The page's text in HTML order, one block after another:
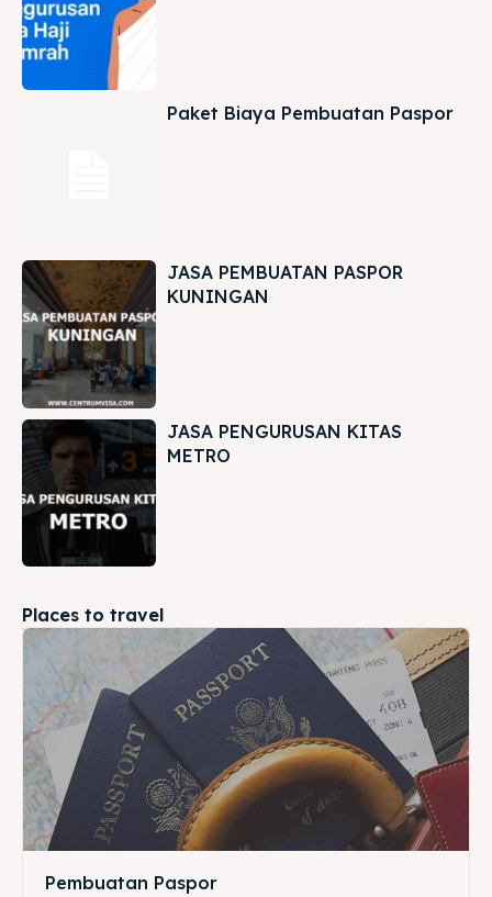
Paket Biaya Pembuatan Paspor
JASA PEMBUATAN PASPOR
KUNINGAN
JASA PENGURUSAN KITAS
METRO
Places to travel
Pembuatan Paspor